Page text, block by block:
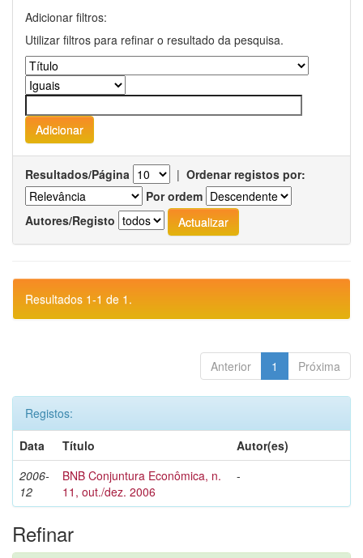
Adicionar filtros:
Utilizar filtros para refinar o resultado da pesquisa.
Resultados/Página | Ordenar registos por:
Por ordem
Autores/Registo
Resultados 1-1 de 1.
Anterior 1 Próxima
Registos:
Data
Título
Autor(es)
2006-
12
BNB Conjuntura Econômica, n.
11, out./dez. 2006
-
Refinar